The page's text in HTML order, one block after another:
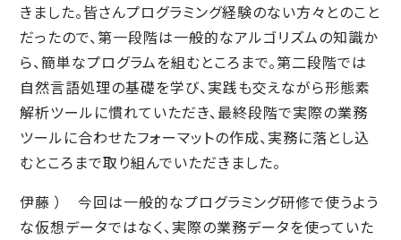
きました。皆さんプログラミング経験のない方々とのこと
だったので、第一段階は一般的なアルゴリズムの知識か
ら、簡単なプログラムを組むところまで。第二段階では
自然言語処理の基礎を学び、実践も交えながら形態素
解析ツールに慣れていただき、最終段階で実際の業務
ツールに合わせたフォーマットの作成、実務に落とし込
むところまで取り組んでいただきました。
伊藤 ） 今回は一般的なプログラミング研修で使うよう
な仮想データではなく、実際の業務データを使っていた